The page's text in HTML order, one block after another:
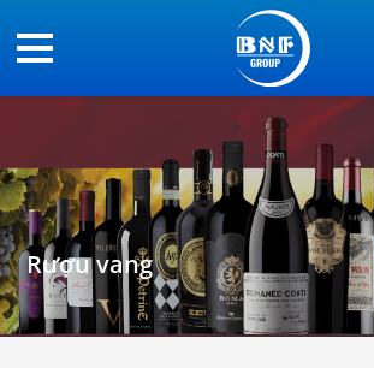
Rượu vang